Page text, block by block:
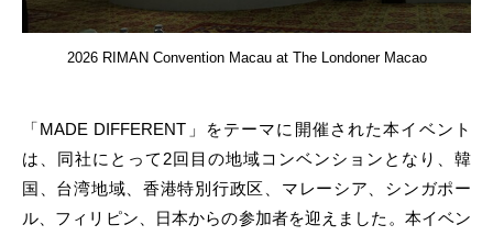
2026 RIMAN Convention Macau at The Londoner Macao
「MADE DIFFERENT」をテーマに開催された本イベント
は、同社にとって2回目の地域コンベンションとなり、 韓
国、台湾地域、香港特別行政区
、マレーシア、シンガポー
ル、フィリピン、日本からの参加者を迎えました。本イベン